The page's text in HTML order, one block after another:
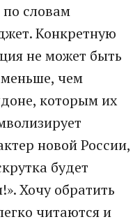
словам
Конкретную
не может быть
чем
которым их
новой России,
будет
Хочу обратить
читаются и